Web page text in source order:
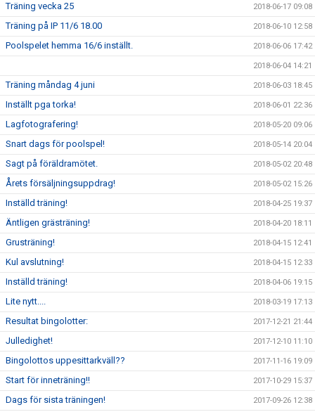
Träning vecka 25 2018-06-17 09:08
Träning på IP 11/6 18.00 2018-06-10 12:58
Poolspelet hemma 16/6 inställt. 2018-06-06 17:42
2018-06-04 14:21
Träning måndag 4 juni 2018-06-03 18:45
Inställt pga torka! 2018-06-01 22:36
Lagfotografering! 2018-05-20 09:06
Snart dags för poolspel! 2018-05-14 20:04
Sagt på föräldramötet. 2018-05-02 20:48
Årets försäljningsuppdrag! 2018-05-02 15:26
Inställd träning! 2018-04-25 19:37
Äntligen grästräning! 2018-04-20 18:11
Grusträning! 2018-04-15 12:41
Kul avslutning! 2018-04-15 12:33
Inställd träning! 2018-04-06 19:15
Lite nytt.... 2018-03-19 17:13
Resultat bingolotter: 2017-12-21 21:44
Julledighet! 2017-12-10 11:10
Bingolottos uppesittarkväll?? 2017-11-16 19:09
Start för inneträning!! 2017-10-29 15:37
Dags för sista träningen! 2017-09-26 12:38